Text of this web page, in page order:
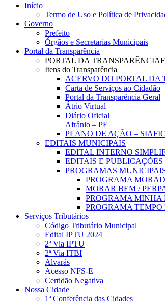
Close
Início
Termo de Uso e Política de
Governo
Prefeito
Órgãos e Secretarias Municipais
Portal da Transparência
PORTAL DA TRANSPARÊNCIA
Itens do Transparência
ACERVO DO PORTAL DA
Carta de Serviços ao Cidadão
Portal da Transparência Geral
Átrio Virtual
Diário Oficial
Afrânio – PE
PLANO DE AÇÃO – SIAFIC
EDITAIS MUNICIPAIS
EDITAL INTERNO
EDITAIS E
PROGRAMAS
PROGRAMA
MORAR BEM /
PROGRAMA MINHA
PROGRAMA TEMPO
Serviços Tributários
Código Tributário Municipal
Edital IPTU 2024
2ª Via IPTU
2ª Via ITBI
Alvarás
Acesso NFS-E
Certidão Negativa
Nossa Cidade
1ª Conferência das Cidades